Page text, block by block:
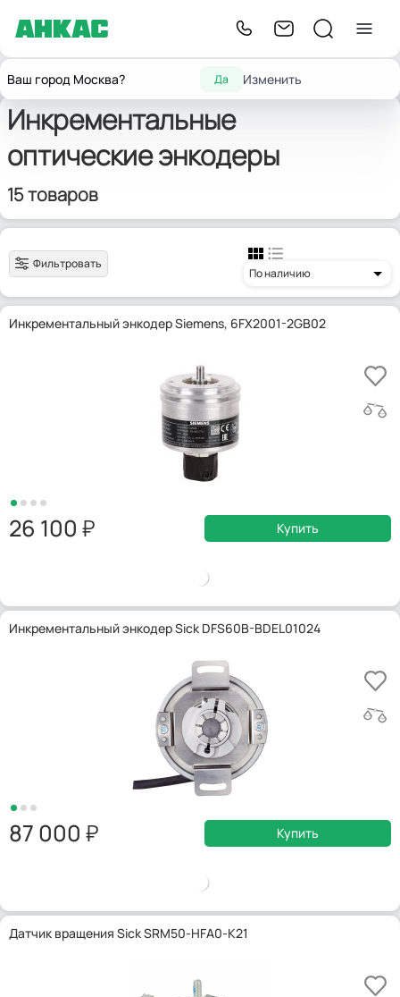
Ваш город Москва? Да Изменить
Главнаяэнкодеры
энкодеры
Инкрементальные
оптические энкодеры
15 товаров
Фильтровать
По наличию
Инкрементальный энкодер Siemens, 6FX2001-2GB02
26 100 Купить
Инкрементальный энкодер Sick DFS60B-BDEL01024
87 000 Купить
Датчик вращения Sick SRM50-HFA0-K21